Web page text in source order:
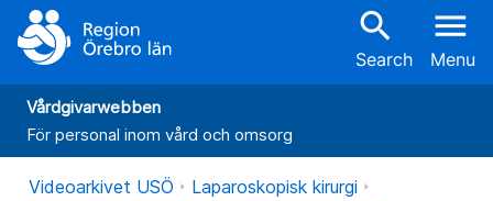
search
Search
menu
Menu
Vårdgivarwebben
För personal inom vård och omsorg
Videoarkivet USÖ
Laparoskopisk kirurgi